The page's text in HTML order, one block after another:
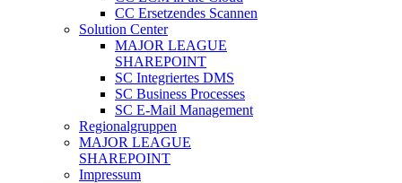
CC Ersetzendes Scannen
Solution Center
MAJOR LEAGUE
SHAREPOINT
SC Integriertes DMS
SC Business Processes
SC E-Mail Management
Regionalgruppen
MAJOR LEAGUE
SHAREPOINT
Impressum